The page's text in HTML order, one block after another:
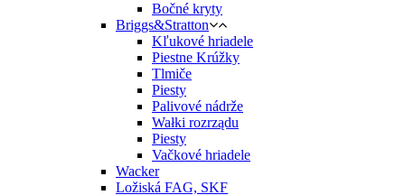
Bočné kryty
Briggs&Stratton
Kľukové hriadele
Piestne Krúžky
Tlmiče
Piesty
Palivové nádrže
Wałki rozrządu
Piesty
Vačkové hriadele
Wacker
Ložiská FAG, SKF